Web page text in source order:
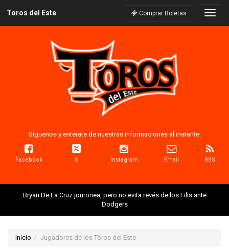
Toros del Este Comprar Boletas
Síguenos y entérate de nuestras informaciones al instante:
Facebook X Instagram Email RSS
Bryan De La Cruz jonronea, pero no evita revés de los Filis ante
Dodgers
Inicio Jugadores de los Toros del Este